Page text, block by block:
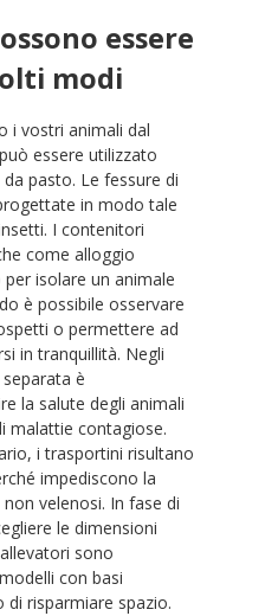
essere
modi
i vostri animali dal
essere utilizzato
pasto. Le fessure di
in modo tale
I contenitori
come alloggio
isolare un animale
è possibile osservare
o permettere ad
in tranquillità. Negli
è
la salute degli animali
malattie contagiose.
i trasportini risultano
impediscono la
velenosi. In fase di
le dimensioni
sono
con basi
risparmiare spazio.